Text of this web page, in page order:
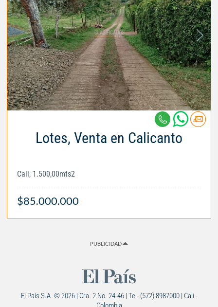
Lotes, Venta en Calicanto
Cali, 1.500,00mts2
$85.000.000
PUBLICIDAD
El País S.A. © 2026 | Cra. 2 No. 24-46 | Tel. (572) 8987000 | Cali -